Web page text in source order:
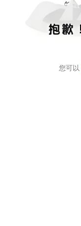
您可以